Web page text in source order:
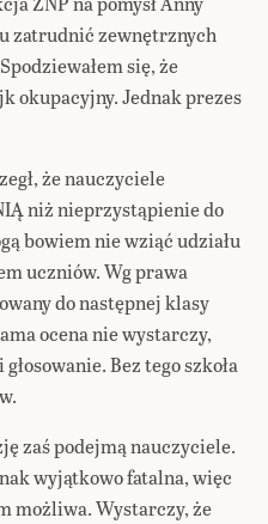
zatrudnić zewnętrznych
się, że
okupacyjny. Jednak prezes
że nauczyciele
niż nieprzystąpienie do
bowiem nie wziąć udziału
uczniów. Wg prawa
do następnej klasy
ocena nie wystarczy,
Bez tego szkoła
zaś podejmą nauczyciele.
wyjątkowo fatalna, więc
możliwa. Wystarczy, że